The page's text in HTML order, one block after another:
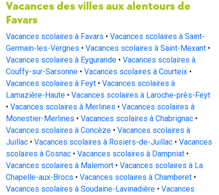
Vacances des villes aux alentours de
Favars
Vacances scolaires à Favars • Vacances scolaires à Saint-
Germain-les-Vergnes • Vacances scolaires à Saint-Mexant •
Vacances scolaires à Eygurande • Vacances scolaires à
Couffy-sur-Sarsonne • Vacances scolaires à Courteix •
Vacances scolaires à Feyt • Vacances scolaires à
Lamazière-Haute • Vacances scolaires à Laroche-près-Feyt
• Vacances scolaires à Merlines • Vacances scolaires à
Monestier-Merlines • Vacances scolaires à Chabrignac •
Vacances scolaires à Concèze • Vacances scolaires à
Juillac • Vacances scolaires à Rosiers-de-Juillac • Vacances
scolaires à Cosnac • Vacances scolaires à Dampniat •
Vacances scolaires à Malemort • Vacances scolaires à La
Chapelle-aux-Brocs • Vacances scolaires à Chamberet •
Vacances scolaires à Soudaine-Lavinadière • Vacances